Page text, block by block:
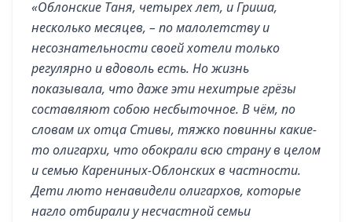
«Облонские Таня, четырех лет, и Гриша,
несколько месяцев, – по малолетству и
несознательности своей хотели только
регулярно и вдоволь есть. Но жизнь
показывала, что даже эти нехитрые грёзы
составляют собою несбыточное. В чём, по
словам их отца Стивы, тяжко повинны какие-
то олигархи, что обокрали всю страну в целом
и семью Карениных-Облонских в частности.
Дети люто ненавидели олигархов, которые
нагло отбирали у несчастной семьи